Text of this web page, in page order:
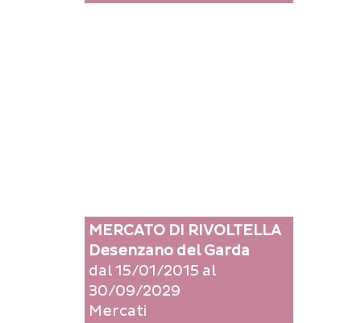
MERCATO DI RIVOLTELLA
Desenzano del Garda
dal 15/01/2015 al
30/09/2029
Mercati